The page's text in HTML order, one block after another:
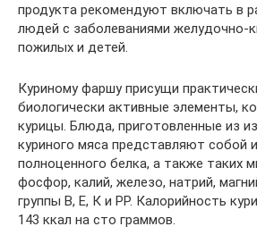
продукта рекомендуют включать в
людей с заболеваниями желудочно-
пожилых и детей.
Куриному фаршу присущи
биологически активные элементы,
курицы. Блюда, приготовленные из
куриного мяса представляют собой
полноценного белка, а также таких
фосфор, калий, железо, натрий,
группы В, Е, К и РР. Калорийность
143 ккал на сто граммов.